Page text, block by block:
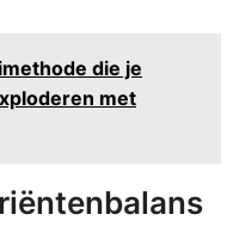
die je
met